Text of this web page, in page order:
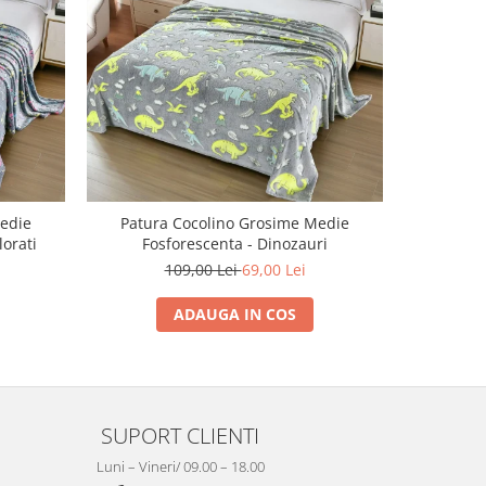
Patura Cocolino Grosime Medie
Fosforescenta - Dinozauri
109,00 Lei69,00 Lei
ADAUGA IN COS
SUPORT CLIENTI
Luni – Vineri/ 09.00 – 18.00